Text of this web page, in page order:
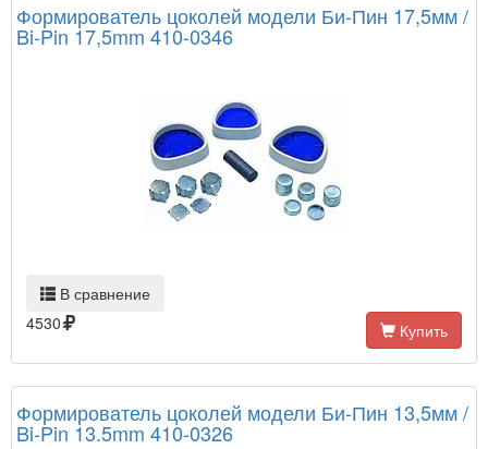
Формирователь цоколей модели Би-Пин 17,5мм /
Bi-Pin 17,5mm 410-0346
В сравнение
4530
Купить
Формирователь цоколей модели Би-Пин 13,5мм /
Bi-Pin 13.5mm 410-0326